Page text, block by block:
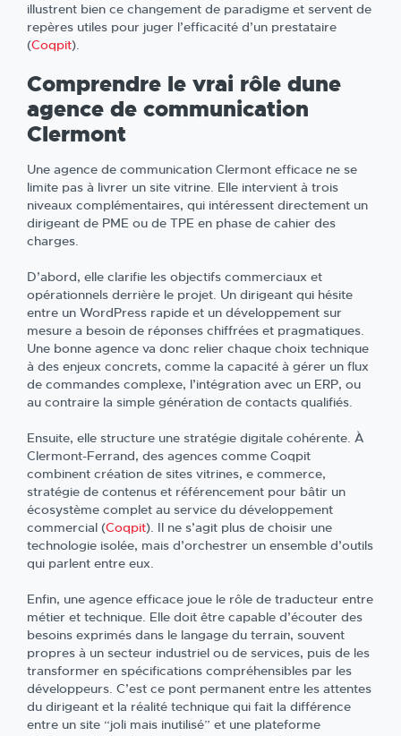
illustrent bien ce changement de paradigme et servent de
repères utiles pour juger l’efficacité d’un prestataire
(Coqpit).
Comprendre le vrai rôle dune
agence de communication
Clermont
Une agence de communication Clermont efficace ne se
limite pas à livrer un site vitrine. Elle intervient à trois
niveaux complémentaires, qui intéressent directement un
dirigeant de PME ou de TPE en phase de cahier des
charges.
D’abord, elle clarifie les objectifs commerciaux et
opérationnels derrière le projet. Un dirigeant qui hésite
entre un WordPress rapide et un développement sur
mesure a besoin de réponses chiffrées et pragmatiques.
Une bonne agence va donc relier chaque choix technique
à des enjeux concrets, comme la capacité à gérer un flux
de commandes complexe, l’intégration avec un ERP, ou
au contraire la simple génération de contacts qualifiés.
Ensuite, elle structure une stratégie digitale cohérente. À
Clermont-Ferrand, des agences comme Coqpit
combinent création de sites vitrines, e commerce,
stratégie de contenus et référencement pour bâtir un
écosystème complet au service du développement
commercial (Coqpit). Il ne s’agit plus de choisir une
technologie isolée, mais d’orchestrer un ensemble d’outils
qui parlent entre eux.
Enfin, une agence efficace joue le rôle de traducteur entre
métier et technique. Elle doit être capable d’écouter des
besoins exprimés dans le langage du terrain, souvent
propres à un secteur industriel ou de services, puis de les
transformer en spécifications compréhensibles par les
développeurs. C’est ce pont permanent entre les attentes
du dirigeant et la réalité technique qui fait la différence
entre un site “joli mais inutilisé” et une plateforme